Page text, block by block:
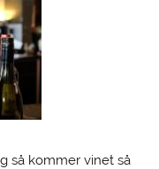
så kommer vinet så